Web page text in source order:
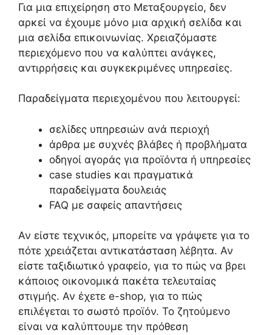
Για μια επιχείρηση στο Μεταξουργείο, δεν
αρκεί να έχουμε μόνο μια αρχική σελίδα και
μια σελίδα επικοινωνίας. Χρειαζόμαστε
περιεχόμενο που να καλύπτει ανάγκες,
αντιρρήσεις και συγκεκριμένες υπηρεσίες.
Παραδείγματα περιεχομένου που λειτουργεί:
σελίδες υπηρεσιών ανά περιοχή
άρθρα με συχνές βλάβες ή προβλήματα
οδηγοί αγοράς για προϊόντα ή υπηρεσίες
case studies και πραγματικά
παραδείγματα δουλειάς
FAQ με σαφείς απαντήσεις
Αν είστε τεχνικός, μπορείτε να γράψετε για το
πότε χρειάζεται αντικατάσταση λέβητα. Αν
είστε ταξιδιωτικό γραφείο, για το πώς να βρει
κάποιος οικονομικά πακέτα τελευταίας
στιγμής. Αν έχετε e-shop, για το πώς
επιλέγεται το σωστό προϊόν. Το ζητούμενο
είναι να καλύπτουμε την πρόθεση